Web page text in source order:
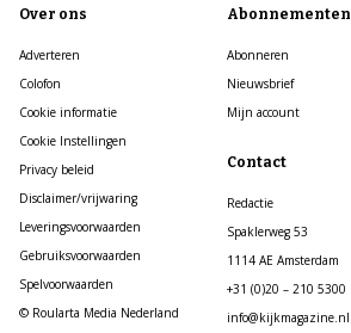
Over ons
Adverteren
Colofon
Cookie informatie
Cookie Instellingen
Privacy beleid
Disclaimer/vrijwaring
Leveringsvoorwaarden
Gebruiksvoorwaarden
Spelvoorwaarden
© Roularta Media Nederland
Abonnementen
Abonneren
Nieuwsbrief
Mijn account
Contact
Redactie
Spaklerweg 53
1114 AE Amsterdam
+31 (0)20 – 210 5300
info@kijkmagazine.nl